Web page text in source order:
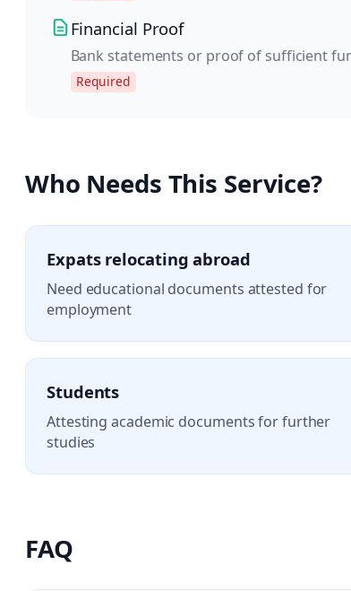
Financial Proof
Bank statements or proof of sufficient
Required
Who Needs This Service?
Expats relocating abroad
Need educational documents attested for
employment
Students
Attesting academic documents for further
studies
FAQ